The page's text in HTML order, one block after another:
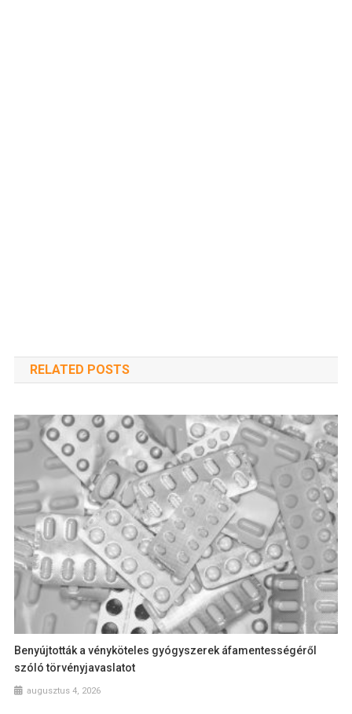
RELATED POSTS
Benyújtották a vényköteles gyógyszerek áfamentességéről
szóló törvényjavaslatot
augusztus 4, 2026